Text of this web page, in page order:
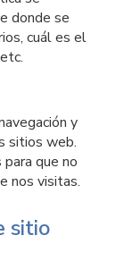
donde se
cuál es el
y
sitios web.
que no
nos visitas.
sitio